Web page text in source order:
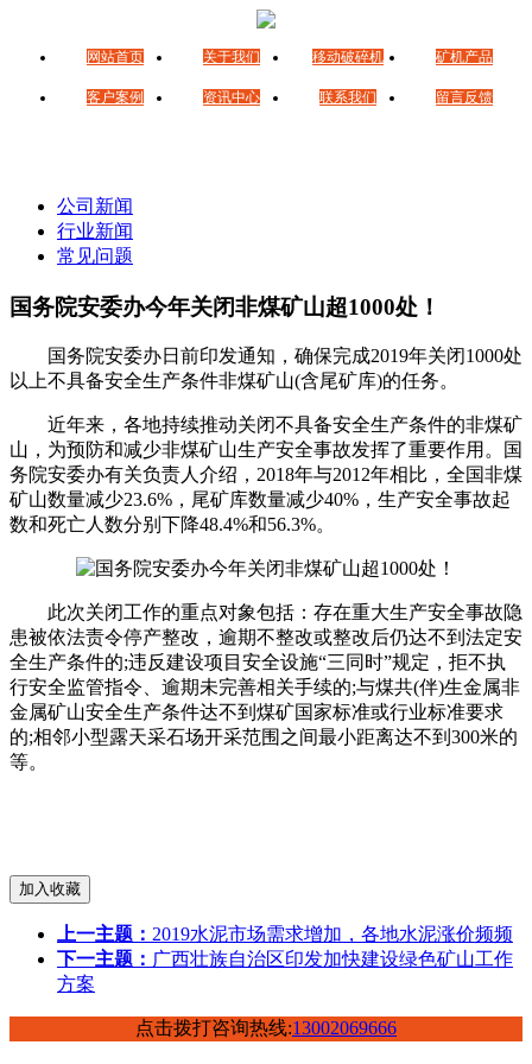
网站首页 关于我们 移动破碎机 矿机产品
客户案例 资讯中心 联系我们 留言反馈
公司新闻
行业新闻
常见问题
国务院安委办今年关闭非煤矿山超1000处！
国务院安委办日前印发通知，确保完成2019年关闭1000处
以上不具备安全生产条件非煤矿山(含尾矿库)的任务。
近年来，各地持续推动关闭不具备安全生产条件的非煤矿
山，为预防和减少非煤矿山生产安全事故发挥了重要作用。国
务院安委办有关负责人介绍，2018年与2012年相比，全国非煤
矿山数量减少23.6%，尾矿库数量减少40%，生产安全事故起
数和死亡人数分别下降48.4%和56.3%。
此次关闭工作的重点对象包括：存在重大生产安全事故隐
患被依法责令停产整改，逾期不整改或整改后仍达不到法定安
全生产条件的;违反建设项目安全设施“三同时”规定，拒不执
行安全监管指令、逾期未完善相关手续的;与煤共(伴)生金属非
金属矿山安全生产条件达不到煤矿国家标准或行业标准要求
的;相邻小型露天采石场开采范围之间最小距离达不到300米的
等。
上一主题： 2019水泥市场需求增加，各地水泥涨价频频
下一主题： 广西壮族自治区印发加快建设绿色矿山工作
方案
点击拨打咨询热线:13002069666